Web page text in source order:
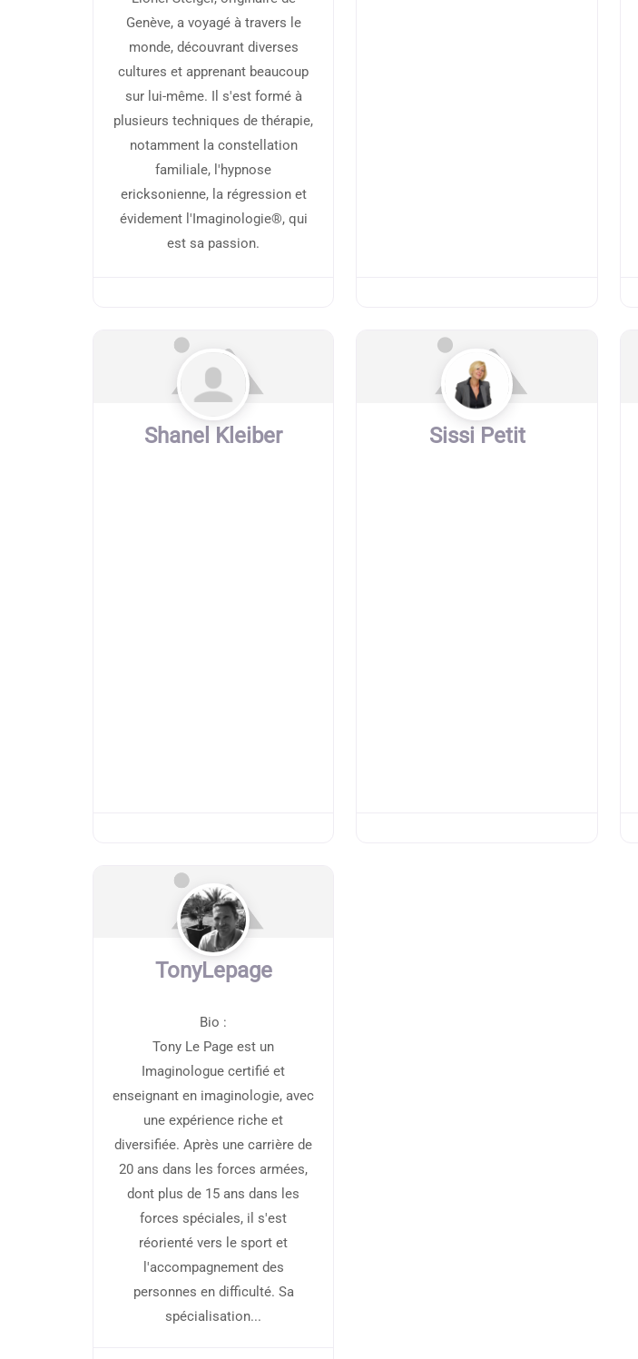
Genève, a voyagé à travers le
monde, découvrant diverses
cultures et apprenant beaucoup
sur lui-même. Il s'est formé à
plusieurs techniques de thérapie,
notamment la constellation
familiale, l'hypnose
ericksonienne, la régression et
évidement l'Imaginologie®, qui
est sa passion.
Shanel Kleiber Sissi Petit
TonyLepage
Bio :
Tony Le Page est un
Imaginologue certifié et
enseignant en imaginologie, avec
une expérience riche et
diversifiée. Après une carrière de
20 ans dans les forces armées,
dont plus de 15 ans dans les
forces spéciales, il s'est
réorienté vers le sport et
l'accompagnement des
personnes en difficulté. Sa
spécialisation...